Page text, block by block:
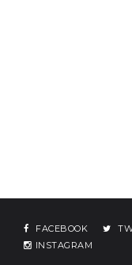
FACEBOOK
INSTAGRAM